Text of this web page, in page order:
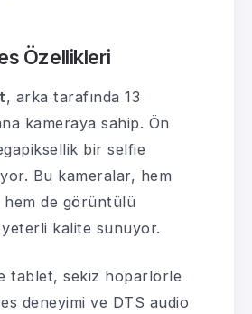
Özellikleri
, arka tarafında 13
kameraya sahip. Ön
bir selfie
Bu kameralar, hem
de görüntülü
kalite sunuyor.
tablet, sekiz hoparlörle
deneyimi ve DTS audio